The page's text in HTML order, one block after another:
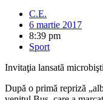
C.E.
6 martie 2017
8:39 pm
Sport
Invitaţia lansată
După o primă repriză